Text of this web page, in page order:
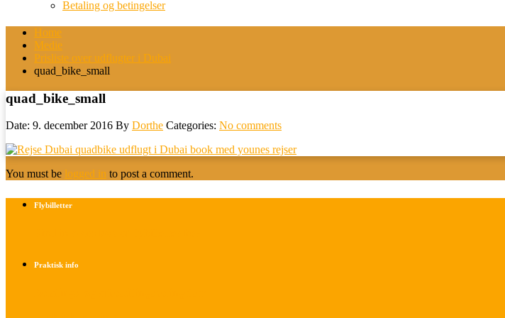
Betaling og betingelser
Home
Medie
Prisliste over udflugter i Dubai
quad_bike_small
quad_bike_small
Date: 9. december 2016 By Dorthe Categories: No comments
You must be logged in to post a comment.
Flybilletter
Praktisk info